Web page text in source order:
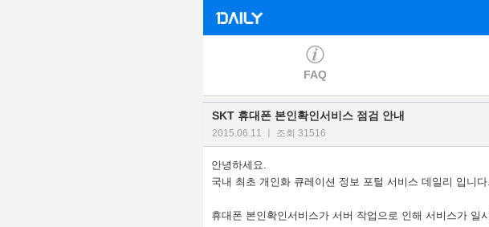
FAQ
SKT 휴대폰 본인확인서비스 점검 안내
2015.06.11 ㅣ 조회 31516
안녕하세요.
국내 최초 개인화 큐레이션 정보 포털 서비스 데일리 입니다.
휴대폰 본인확인서비스가 서버 작업으로 인해 서비스가